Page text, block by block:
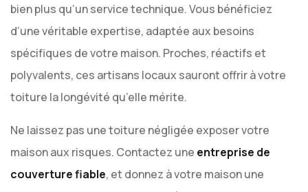
bien plus qu’un service technique. Vous bénéficiez
d’une véritable expertise, adaptée aux besoins
spécifiques de votre maison. Proches, réactifs et
polyvalents, ces artisans locaux sauront offrir à votre
toiture la longévité qu’elle mérite.
Ne laissez pas une toiture négligée exposer votre
maison aux risques. Contactez une entreprise de
couverture fiable, et donnez à votre maison une